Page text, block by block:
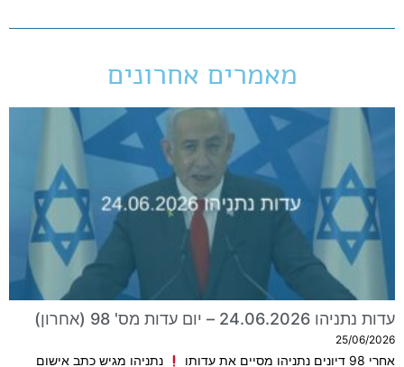
מאמרים אחרונים
עדות נתניהו 24.06.2026 – יום עדות מס' 98 (אחרון)
25/06/2026
אחרי 98 דיונים נתניהו מסיים את עדותו
נתניהו מגיש כתב אישום